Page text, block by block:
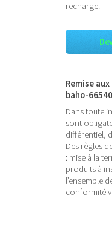
recharge.
Remise
baho-66540
Dans toute
sont
différentiel,
Des règles
: mise à la
produits à
l’ensemble
conformité